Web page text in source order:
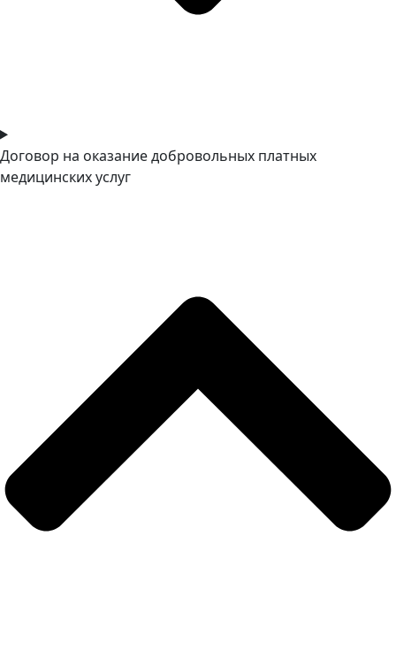
Договор на оказание добровольных платных
медицинских услуг